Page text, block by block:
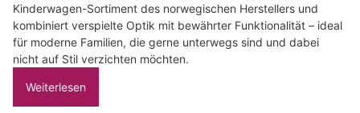
Kinderwagen-Sortiment des norwegischen Herstellers und
kombiniert verspielte Optik mit bewährter Funktionalität – ideal
für moderne Familien, die gerne unterwegs sind und dabei
nicht auf Stil verzichten möchten.
Weiterlesen